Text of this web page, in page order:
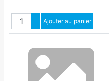
QuantitéAugmenter quantité
Diminuer quantité
Ajouter au panier